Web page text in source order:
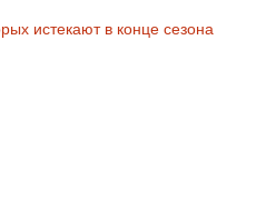
истекают в конце сезона